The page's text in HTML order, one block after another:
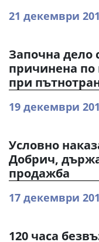
21 декември
Започна дело
причинена по
при
19 декември
Условно
Добрич,
продажба
17 декември
120 часа